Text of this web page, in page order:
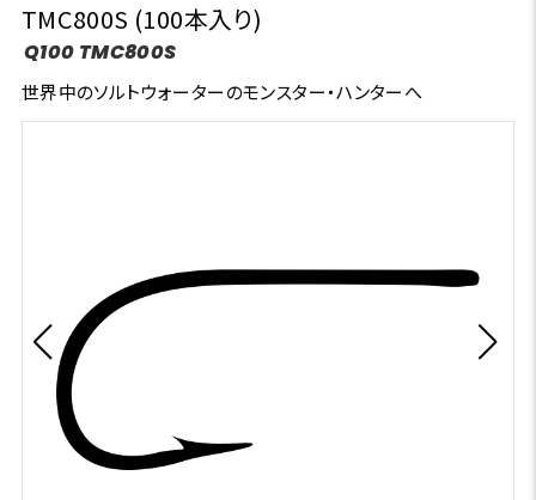
TMC800S (100本入り)
Q100 TMC800S
世界中のソルトウォーターのモンスター・ハンターへ